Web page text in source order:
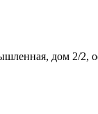
дом 2/2,